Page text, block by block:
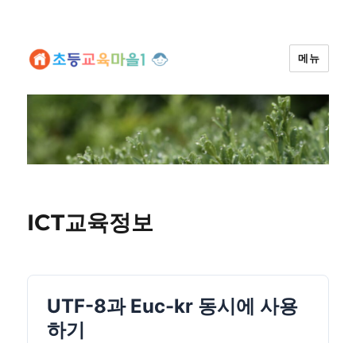
메뉴
ICT교육정보
UTF-8과 Euc-kr 동시에 사용
하기